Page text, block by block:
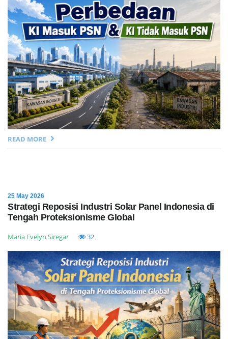
READ MORE
25 May 2026
Strategi Reposisi Industri Solar Panel Indonesia di
Tengah Proteksionisme Global
Maria Evelyn Siregar 32